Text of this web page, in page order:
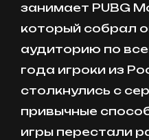
занимает PUBG
который собрал
аудиторию по
года игроки из
столкнулись с
привычные
игры перестали